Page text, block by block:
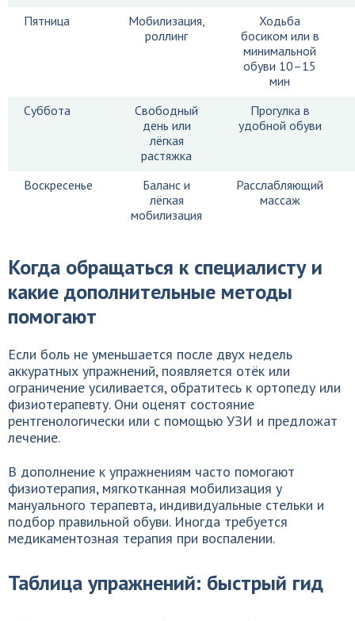
Пятница
Мобилизация,
роллинг
Ходьба
босиком или в
минимальной
обуви 10–15
мин
Суббота
Свободный
день или
лёгкая
растяжка
Прогулка в
удобной обуви
Воскресенье
Баланс и
лёгкая
мобилизация
Расслабляющий
массаж
Когда обращаться к специалисту и
какие дополнительные методы
помогают
Если боль не уменьшается после двух недель
аккуратных упражнений, появляется отёк или
ограничение усиливается, обратитесь к ортопеду или
физиотерапевту. Они оценят состояние
рентгенологически или с помощью УЗИ и предложат
лечение.
В дополнение к упражнениям часто помогают
физиотерапия, мягкотканная мобилизация у
мануального терапевта, индивидуальные стельки и
подбор правильной обуви. Иногда требуется
медикаментозная терапия при воспалении.
Таблица упражнений: быстрый гид